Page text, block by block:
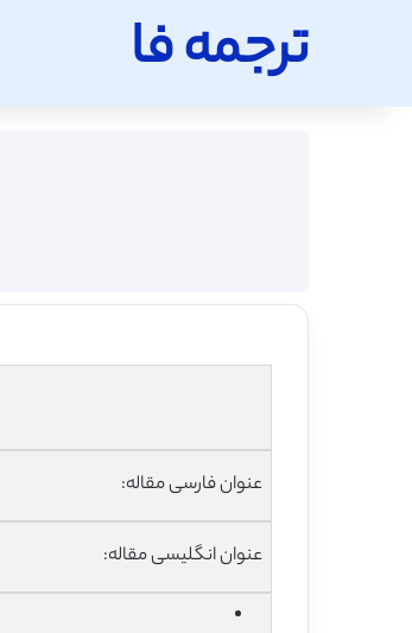
ترجمه فا
عنوان فارسی مقاله:
عنوان انگلیسی مقاله: